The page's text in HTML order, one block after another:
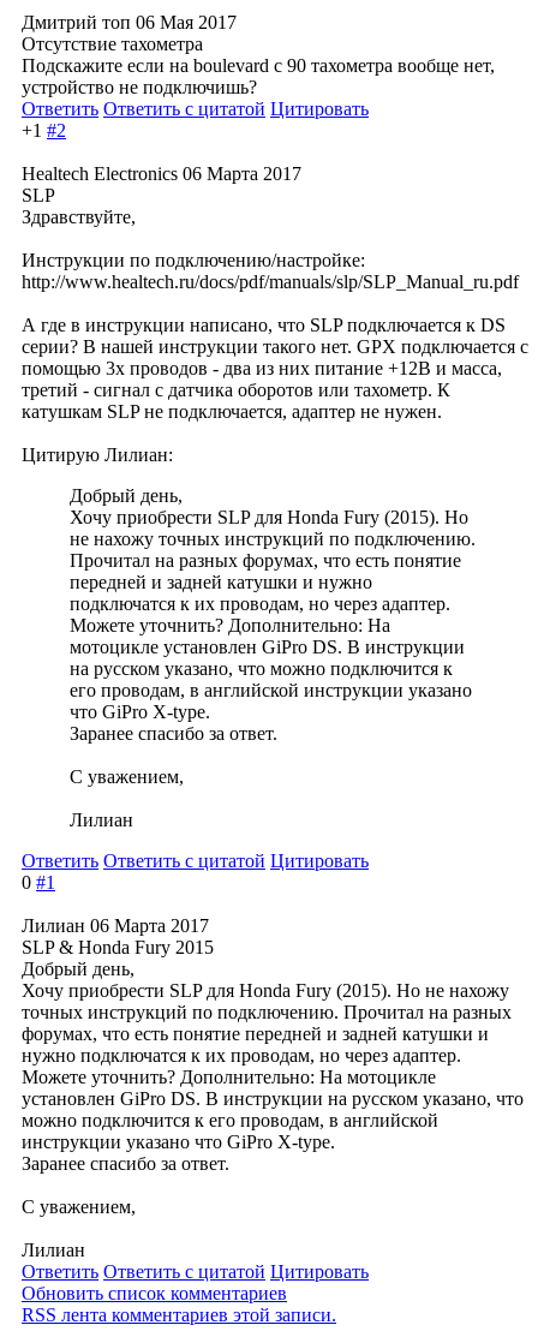
Дмитрий топ 06 Мая 2017
Отсутствие тахометра
Подскажите если на boulevard c 90 тахометра вообще нет,
устройство не подключишь?
Ответить Ответить с цитатой Цитировать
+1 #2
Healtech Electronics 06 Марта 2017
SLP
Здравствуйте,
Инструкции по подключению/настройке:
http://www.healtech.ru/docs/pdf/manuals/slp/SLP_Manual_ru.pdf
А где в инструкции написано, что SLP подключается к DS
серии? В нашей инструкции такого нет. GPX подключается с
помощью 3х проводов - два из них питание +12В и масса,
третий - сигнал с датчика оборотов или тахометр. К
катушкам SLP не подключается, адаптер не нужен.
Цитирую Лилиан:
Добрый день,
Хочу приобрести SLP для Honda Fury (2015). Но
не нахожу точных инструкций по подключению.
Прочитал на разных форумах, что есть понятие
передней и задней катушки и нужно
подключатся к их проводам, но через адаптер.
Можете уточнить? Дополнительно: На
мотоцикле установлен GiPro DS. В инструкции
на русском указано, что можно подключится к
его проводам, в английской инструкции указано
что GiPro X-type.
Заранее спасибо за ответ.
С уважением,
Лилиан
Ответить Ответить с цитатой Цитировать
0 #1
Лилиан 06 Марта 2017
SLP & Honda Fury 2015
Добрый день,
Хочу приобрести SLP для Honda Fury (2015). Но не нахожу
точных инструкций по подключению. Прочитал на разных
форумах, что есть понятие передней и задней катушки и
нужно подключатся к их проводам, но через адаптер.
Можете уточнить? Дополнительно: На мотоцикле
установлен GiPro DS. В инструкции на русском указано, что
можно подключится к его проводам, в английской
инструкции указано что GiPro X-type.
Заранее спасибо за ответ.
С уважением,
Лилиан
Ответить Ответить с цитатой Цитировать
Обновить список комментариев
RSS лента комментариев этой записи.